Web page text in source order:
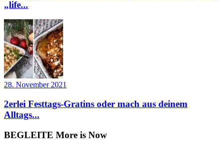
„life...
28. November 2021
2erlei Festtags-Gratins oder mach aus deinem
Alltags...
BEGLEITE More is Now